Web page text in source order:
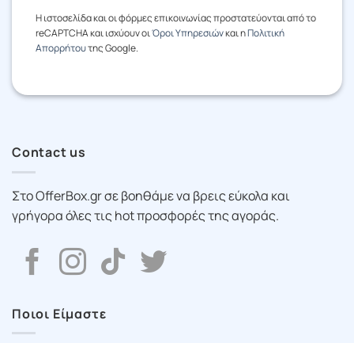
Η ιστοσελίδα και οι φόρμες επικοινωνίας προστατεύονται από το
reCAPTCHA και ισχύουν οιΌροι Υπηρεσιώνκαι ηΠολιτική
Απορρήτουτης Google.
Contact us
Στο OfferBox.gr σε βοηθάμε να βρεις εύκολα και
γρήγορα όλες τις hot προσφορές της αγοράς.
Ποιοι Είμαστε